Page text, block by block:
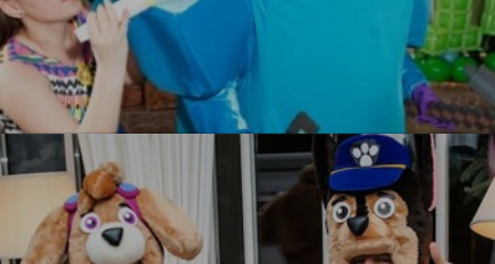
УЗНАТЬ БОЛЬШЕ
УЗНАТЬ БОЛЬШЕ
Майнкрафт